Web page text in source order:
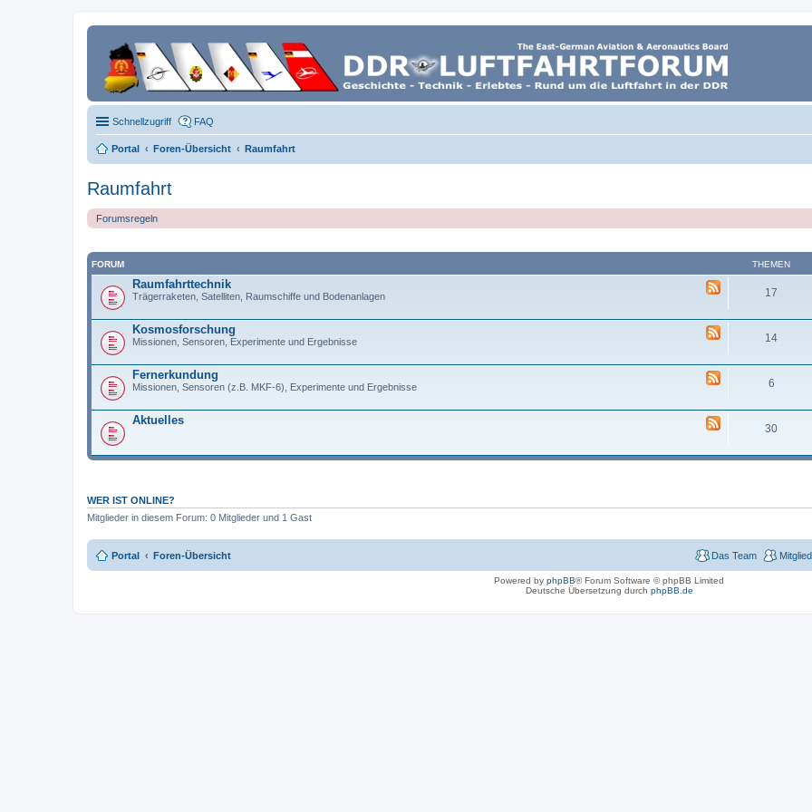
Schnellzugriff FAQ
Portal Foren-Übersicht Raumfahrt
Raumfahrt
Forumsregeln
FORUM THEMEN
Raumfahrttechnik
Trägerraketen, Satelliten, Raumschiffe und Bodenanlagen 17
Kosmosforschung
Missionen, Sensoren, Experimente und Ergebnisse 14
Fernerkundung
Missionen, Sensoren (z.B. MKF-6), Experimente und Ergebnisse 6
Aktuelles
30
WER IST ONLINE?
Mitglieder in diesem Forum: 0 Mitglieder und 1 Gast
Portal Foren-Übersicht Das Team
Powered by phpBB® Forum Software © phpBB Limited
Deutsche Übersetzung durch phpBB.de